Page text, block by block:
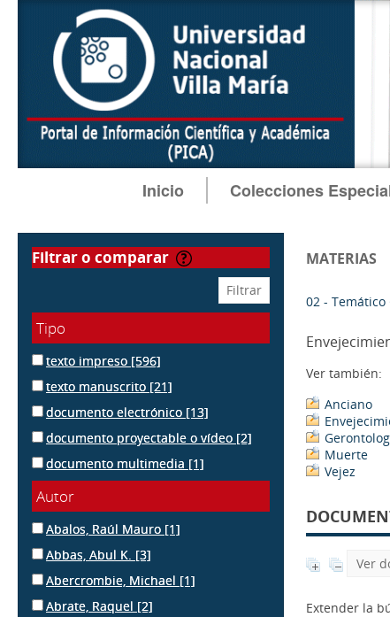
Inicio Colecciones
filtrar o comparar
Tipo
texto impreso [596]
texto manuscrito [21]
documento electrónico [13]
documento proyectable o vídeo [2]
documento multimedia [1]
Autor
Abalos, Raúl Mauro [1]
Abbas, Abul K. [3]
Abercrombie, Michael [1]
Abrate, Raquel [2]
MATERIAS
02 - Temático
Ver también:
Anciano
Muerte
Vejez
Ver
Extender la